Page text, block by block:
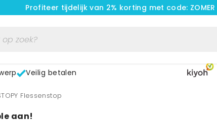
Profiteer tijdelijk van 2% korting met code: ZOMER
Veilig betalen
STOPY Flessenstop
aan!